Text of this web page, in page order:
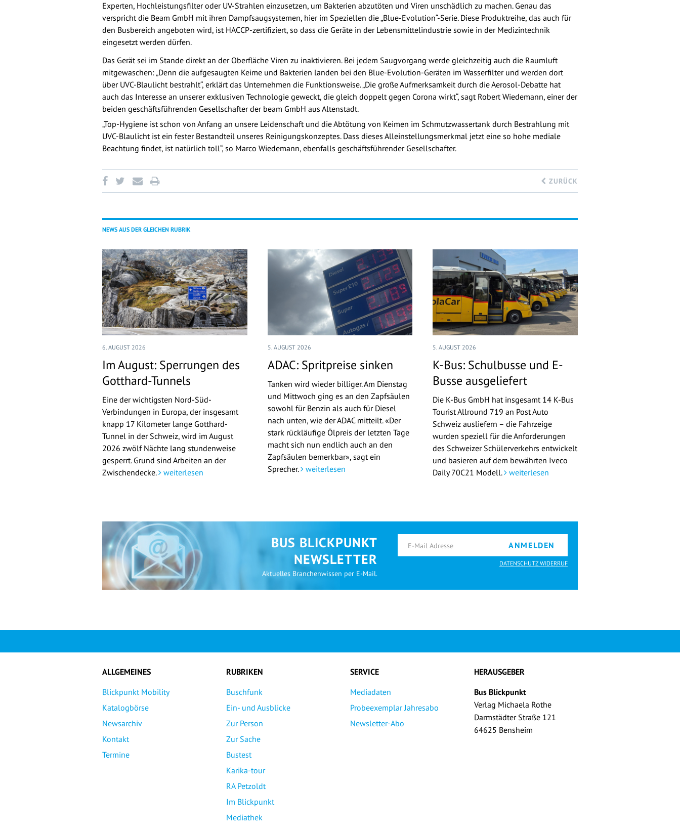
Experten, Hochleistungsfilter oder UV-Strahlen einzusetzen, um Bakterien abzutöten und Viren unschädlich zu machen. Genau das
verspricht die Beam GmbH mit ihren Dampfsaugsystemen, hier im Speziellen die „Blue-Evolution“-Serie. Diese Produktreihe, das auch für
den Busbereich angeboten wird, ist HACCP-zertifiziert, so dass die Geräte in der Lebensmittelindustrie sowie in der Medizintechnik
eingesetzt werden dürfen.
Das Gerät sei im Stande direkt an der Oberfläche Viren zu inaktivieren. Bei jedem Saugvorgang werde gleichzeitig auch die Raumluft
mitgewaschen: „Denn die aufgesaugten Keime und Bakterien landen bei den Blue-Evolution-Geräten im Wasserfilter und werden dort
über UVC-Blaulicht bestrahlt“, erklärt das Unternehmen die Funktionsweise. „Die große Aufmerksamkeit durch die Aerosol-Debatte hat
auch das Interesse an unserer exklusiven Technologie geweckt, die gleich doppelt gegen Corona wirkt“, sagt Robert Wiedemann, einer der
beiden geschäftsführenden Gesellschafter der beam GmbH aus Altenstadt.
„Top-Hygiene ist schon von Anfang an unsere Leidenschaft und die Abtötung von Keimen im Schmutzwassertank durch Bestrahlung mit
UVC-Blaulicht ist ein fester Bestandteil unseres Reinigungskonzeptes. Dass dieses Alleinstellungsmerkmal jetzt eine so hohe mediale
Beachtung findet, ist natürlich toll“, so Marco Wiedemann, ebenfalls geschäftsführender Gesellschafter.
ZURÜCK
NEWS AUS DER GLEICHEN RUBRIK
6. AUGUST 2026
Im August: Sperrungen des
Gotthard-Tunnels
Eine der wichtigsten Nord-Süd-
Verbindungen in Europa, der insgesamt
knapp 17 Kilometer lange Gotthard-
Tunnel in der Schweiz, wird im August
2026 zwölf Nächte lang stundenweise
gesperrt. Grund sind Arbeiten an der
Zwischendecke.
weiterlesen
5. AUGUST 2026
ADAC: Spritpreise sinken
Tanken wird wieder billiger. Am Dienstag
und Mittwoch ging es an den Zapfsäulen
sowohl für Benzin als auch für Diesel
nach unten, wie der ADAC mitteilt. «Der
stark rückläufige Ölpreis der letzten Tage
macht sich nun endlich auch an den
Zapfsäulen bemerkbar», sagt ein
Sprecher. weiterlesen
5. AUGUST 2026
K-Bus: Schulbusse und E-
Busse ausgeliefert
Die K-Bus GmbH hat insgesamt 14 K-Bus
Tourist Allround 719 an Post Auto
Schweiz ausliefern – die Fahrzeige
wurden speziell für die Anforderungen
des Schweizer Schülerverkehrs entwickelt
und basieren auf dem bewährten Iveco
Daily 70C21 Modell. weiterlesen
BUS BLICKPUNKT
NEWSLETTER
Aktuelles Branchenwissen per E-Mail.
ANMELDEN
DATENSCHUTZ WIDERRUF
ALLGEMEINES
Blickpunkt Mobility
Katalogbörse
Newsarchiv
Kontakt
Termine
RUBRIKEN
Buschfunk
Ein- und Ausblicke
Zur Person
Zur Sache
Bustest
Karika-tour
RA Petzoldt
Im Blickpunkt
Mediathek
SERVICE
Mediadaten
Probeexemplar Jahresabo
Newsletter-Abo
HERAUSGEBER
Bus Blickpunkt
Verlag Michaela Rothe
Darmstädter Straße 121
64625 Bensheim